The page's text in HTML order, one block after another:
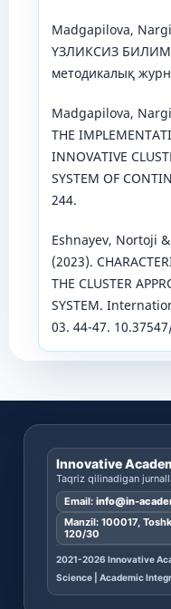
Madgapilova,
ҮЗЛИКСИЗ
методикалық
Madgapilova,
THE
INNOVATIVE
SYSTEM OF
244.
Eshnayev, Nortoji
(2023).
THE CLUSTER
SYSTEM.
03. 44-47.
Innovative
Taqriz qilinadigan
Email: info@in-
Manzil: 100017,
120/30
2021-2026 Innovative
Science | Academic